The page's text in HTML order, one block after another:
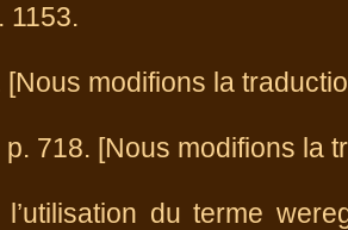
1153.
[Nous modifions la
p. 718. [Nous modifions la
l’utilisation du terme